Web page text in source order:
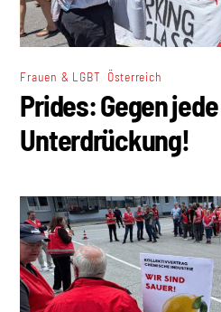
Frauen & LGBT Österreich
Prides: Gegen jede
Unterdrückung!